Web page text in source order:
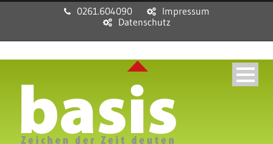
0261.604090
Impressum
Datenschutz